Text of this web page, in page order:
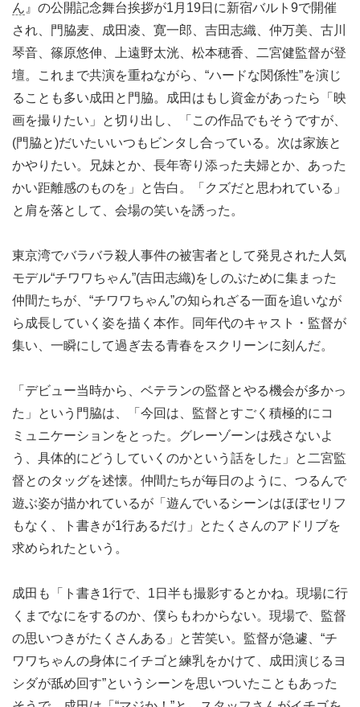
ん 』の公開記念舞台挨拶が1月19日に新宿バルト9で開催
され、門脇麦、成田凌、寛一郎、吉田志織、仲万美、古川
琴音、篠原悠伸、上遠野太洸、松本穂香、二宮健監督が登
壇。これまで共演を重ねながら、“ハードな関係性”を演じ
ることも多い成田と門脇。成田はもし資金があったら「映
画を撮りたい」と切り出し、「この作品でもそうですが、
(門脇と)だいたいいつもビンタし合っている。次は家族と
かやりたい。兄妹とか、長年寄り添った夫婦とか、あった
かい距離感のものを」と告白。「クズだと思われている」
と肩を落として、会場の笑いを誘った。
東京湾でバラバラ殺人事件の被害者として発見された人気
モデル“チワワちゃん”(吉田志織)をしのぶために集まった
仲間たちが、“チワワちゃん”の知られざる一面を追いなが
ら成長していく姿を描く本作。同年代のキャスト・監督が
集い、一瞬にして過ぎ去る青春をスクリーンに刻んだ。
「デビュー当時から、ベテランの監督とやる機会が多かっ
た」という門脇は、「今回は、監督とすごく積極的にコ
ミュニケーションをとった。グレーゾーンは残さないよ
う、具体的にどうしていくのかという話をした」と二宮監
督とのタッグを述懐。仲間たちが毎日のように、つるんで
遊ぶ姿が描かれているが「遊んでいるシーンはほぼセリフ
もなく、ト書きが1行あるだけ」とたくさんのアドリブを
求められたという。
成田も「ト書き1行で、1日半も撮影するとかね。現場に行
くまでなにをするのか、僕らもわからない。現場で、監督
の思いつきがたくさんある」と苦笑い。監督が急遽、“チ
ワワちゃんの身体にイチゴと練乳をかけて、成田演じるヨ
シダが舐め回す”というシーンを思いついたこともあった